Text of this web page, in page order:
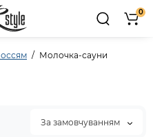
0
Молочка-сауни
За замовчуванням